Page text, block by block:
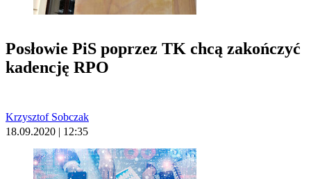
Posłowie PiS poprzez TK chcą zakończyć
kadencję RPO
Krzysztof Sobczak
18.09.2020 | 12:35